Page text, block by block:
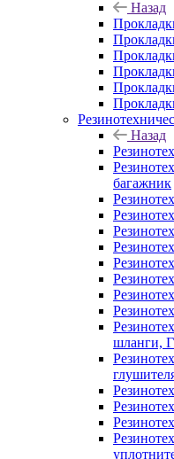
Назад
Назад
багажник
шланги,